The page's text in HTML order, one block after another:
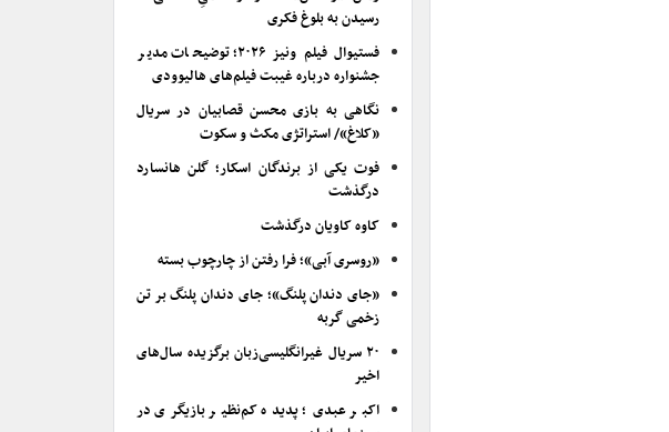
رسیدن به بلوغ فکری
فستیوال فیلم ونیز ۲۰۲۶؛ توضیحات مدیر
جشنواره درباره غیبت فیلم‌های هالیوودی
نگاهی به بازی محسن قصابیان در سریال
«کلاغ»/ استراتژی مکث و سکوت
فوت یکی از برندگان اسکار؛ گلن هانسارد
درگذشت
کاوه کاویان درگذشت
«روسری آبی»؛ فرا رفتن از چارچوب بسته
«جای دندان پلنگ»؛ جای دندان پلنگ بر تن
زخمی گربه
۲۰ سریال غیرانگلیسی‌زبان برگزیده سال‌های
اخیر
اکبر عبدی؛ پدیده کم‌نظیر بازیگری در